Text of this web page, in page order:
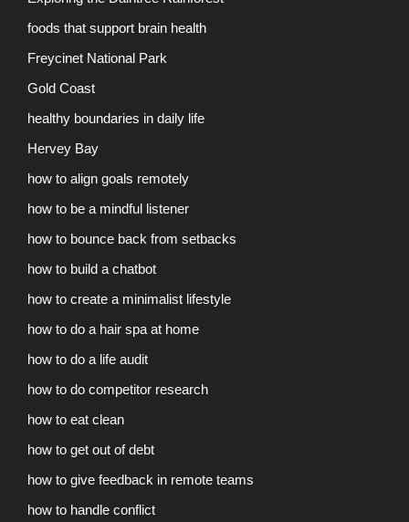
foods that support brain health
Freycinet National Park
Gold Coast
healthy boundaries in daily life
Hervey Bay
how to align goals remotely
how to be a mindful listener
how to bounce back from setbacks
how to build a chatbot
how to create a minimalist lifestyle
how to do a hair spa at home
how to do a life audit
how to do competitor research
how to eat clean
how to get out of debt
how to give feedback in remote teams
how to handle conflict